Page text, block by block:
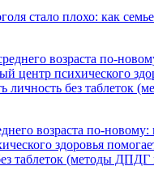
стало плохо: как
возраста по-
здоровья
таблеток (методы